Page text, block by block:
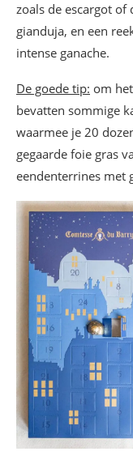
zoals de escargot of
gianduja, en een
intense ganache.
De goede tip: om
bevatten sommige
waarmee je 20
gegaarde foie gras
eendenterrines met